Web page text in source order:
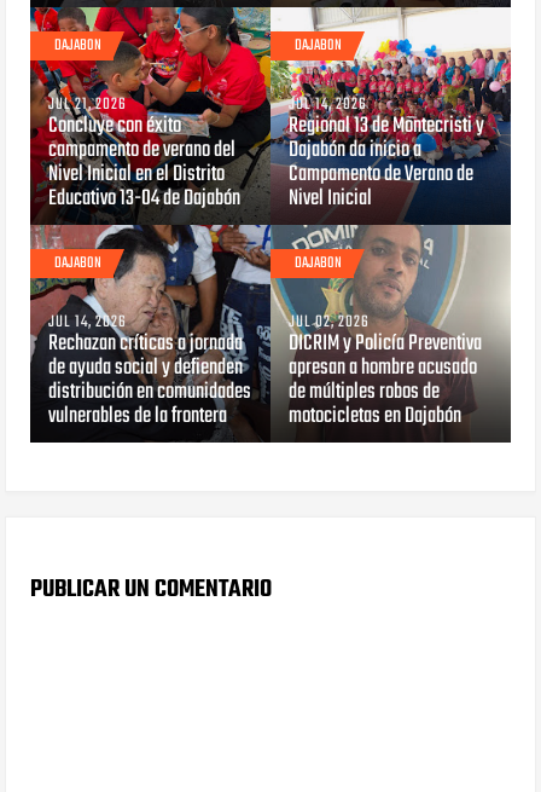
DAJABON
JUL 21, 2026
Concluye con éxito
campamento de verano del
Nivel Inicial en el Distrito
Educativo 13-04 de Dajabón
DAJABON
JUL 14, 2026
Regional 13 de Montecristi y
Dajabón da inicio a
Campamento de Verano de
Nivel Inicial
DAJABON
JUL 14, 2026
Rechazan críticas a jornada
de ayuda social y defienden
distribución en comunidades
vulnerables de la frontera
DAJABON
JUL 02, 2026
DICRIM y Policía Preventiva
apresan a hombre acusado
de múltiples robos de
motocicletas en Dajabón
PUBLICAR UN COMENTARIO